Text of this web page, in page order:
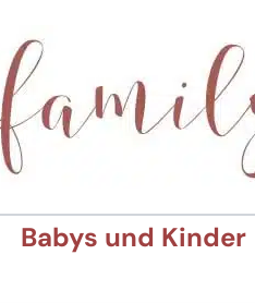
Babys und Kinder